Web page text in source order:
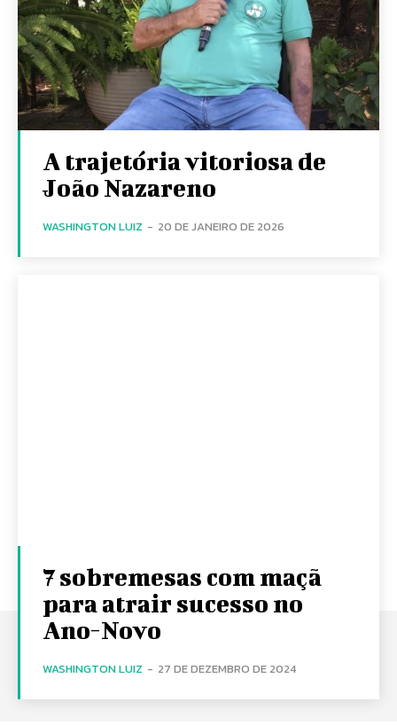
A trajetória vitoriosa de
João Nazareno
WASHINGTON LUIZ - 20 DE JANEIRO DE 2026
7 sobremesas com maçã
para atrair sucesso no
Ano-Novo
WASHINGTON LUIZ - 27 DE DEZEMBRO DE 2024